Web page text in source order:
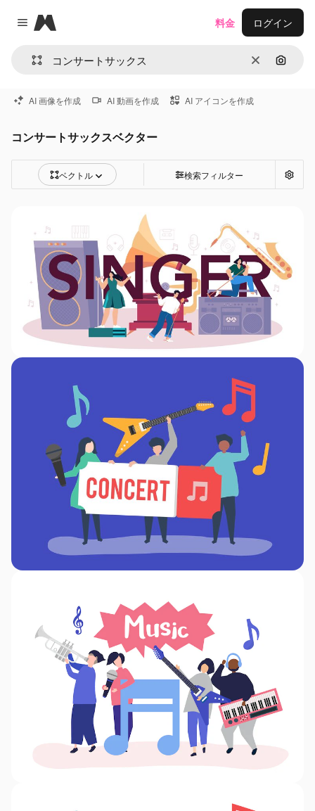
Close menu
Magnific
消去 画像で
料金 ログイン
AI 画像を作成 AI 動画を作成 AI アイコンを作成
コンサートサックスベクター
ベクトル 検索フィルター